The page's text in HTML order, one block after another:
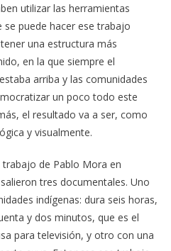
utilizar las herramientas
puede hacer ese trabajo
una estructura más
en la que siempre el
arriba y las comunidades
un poco todo este
el resultado va a ser, como
y visualmente.
de Pablo Mora en
tres documentales. Uno
indígenas: dura seis horas,
y dos minutos, que es el
para televisión, y otro con una